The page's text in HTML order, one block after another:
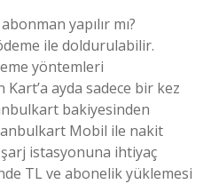
yapılır mı?
ile doldurulabilir.
yöntemleri
Kart’a ayda sadece bir kez
bakiyesinden
Mobil ile nakit
istasyonuna ihtiyaç
TL ve abonelik yüklemesi